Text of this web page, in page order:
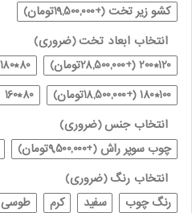
کشو زیر تخت (+19,500,000تومان)
انتخاب ابعاد تخت(ضروری)
120*200 (+28,500,000تومان)
80*180 (+9,500,000تومان)
100*180 (+18,500,000تومان)
80*160
انتخاب جنس(ضروری)
چوب سوپر راش (+9,500,000تومان)
انتخاب رنگ(ضروری)
رنگ چوب
سفید کرم طوسی